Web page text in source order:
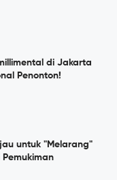
di Jakarta
Penonton!
untuk "Melarang"